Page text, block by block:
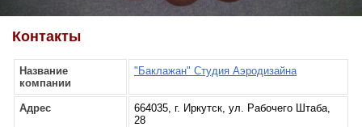
Контакты
Название
компании
"Баклажан" Студия Аэродизайна
Адрес
664035, г. Иркутск, ул. Рабочего Штаба,
28